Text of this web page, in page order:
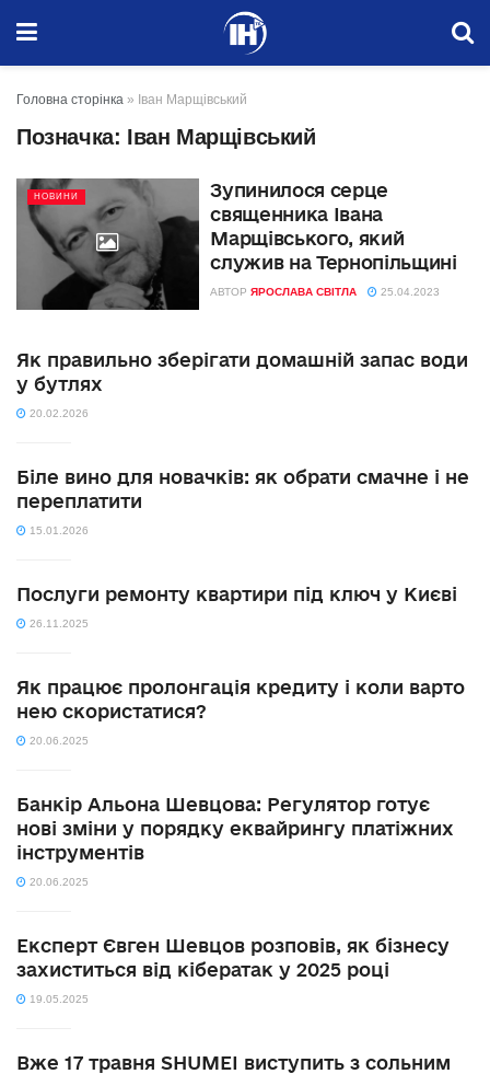
Головна сторінка » Іван Марщівський
Позначка: Іван Марщівський
НОВИНИ
Зупинилося серце
священника Івана
Марщівського, який
служив на Тернопільщині
АВТОР ЯРОСЛАВА СВІТЛА 25.04.2023
Як правильно зберігати домашній запас води
у бутлях
20.02.2026
Біле вино для новачків: як обрати смачне і не
переплатити
15.01.2026
Послуги ремонту квартири під ключ у Києві
26.11.2025
Як працює пролонгація кредиту і коли варто
нею скористатися?
20.06.2025
Банкір Альона Шевцова: Регулятор готує
нові зміни у порядку еквайрингу платіжних
інструментів
20.06.2025
Експерт Євген Шевцов розповів, як бізнесу
захиститься від кібератак у 2025 році
19.05.2025
Вже 17 травня SHUMEI виступить з сольним